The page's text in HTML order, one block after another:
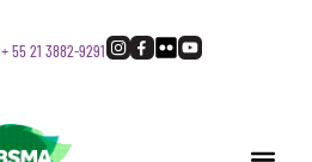
+ 55 21 3882-9291